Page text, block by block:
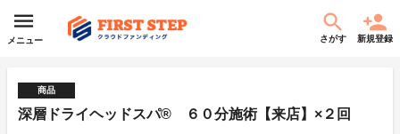
メニュー さがす 新規登録
商品
深層ドライヘッドスパ®︎ ６０分施術【来店】×２回